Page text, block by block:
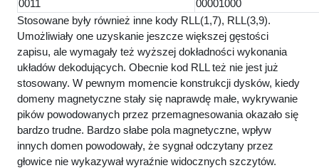
0011
00001000
Stosowane były również inne kody RLL(1,7), RLL(3,9).
Umożliwiały one uzyskanie jeszcze większej gęstości
zapisu, ale wymagały też wyższej dokładności wykonania
układów dekodujących. Obecnie kod RLL też nie jest już
stosowany. W pewnym momencie konstrukcji dysków, kiedy
domeny magnetyczne stały się naprawdę małe, wykrywanie
pików powodowanych przez przemagnesowania okazało się
bardzo trudne. Bardzo słabe pola magnetyczne, wpływ
innych domen powodowały, że sygnał odczytany przez
głowice nie wykazywał wyraźnie widocznych szczytów.